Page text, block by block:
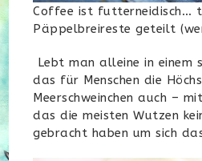
Coffee ist futterneidisch…
Päppelbreireste geteilt
Lebt man alleine in einem
das für Menschen die
Meerschweinchen auch –
das die meisten Wutzen
gebracht haben um sich